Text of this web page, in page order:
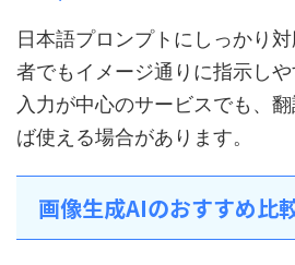
日本語プロンプトにしっかり
者でもイメージ通りに指示し
入力が中心のサービスでも、
ば使える場合があります。
画像生成AIのおすすめ比